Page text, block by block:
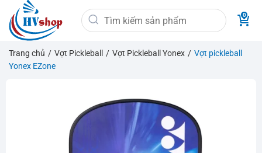
qua
nội
dung
Tìm
kiếm:
Trang chủ / Vợt Pickleball / Vợt Pickleball Yonex / Vợt pickleball
Yonex EZone